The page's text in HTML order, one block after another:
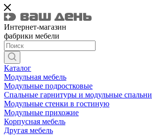
Интернет-магазин
фабрики мебели
Каталог
Модульная мебель
Модульные подростковые
Спальные гарнитуры и модульные спальни
Модульные стенки в гостиную
Модульные прихожие
Корпусная мебель
Другая мебель